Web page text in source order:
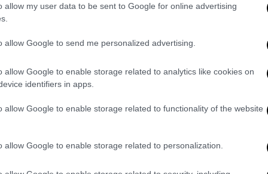
allow my user data to be sent to Google for online advertising
allow Google to send me personalized advertising.
allow Google to enable storage related to analytics like cookies on
identifiers in apps.
allow Google to enable storage related to functionality of the website
allow Google to enable storage related to personalization.
με την Αθήνα. Δήλωση που περισσότερο
των υπολοίπων ζητημάτων, όπως η
θέμα της ατζέντας Σολτς, οι επίσημες
φειδωλές, προκαλώντας ερωτήματα
πόρτες του Ντολμαμπαχτσέ. Ο Ταγίπ
προς τονέο προσφυγικόκύμα από το
πάλι τη χώρα του, μετά το 2011,σε
να υπενθυμίσει πως η οικονομική